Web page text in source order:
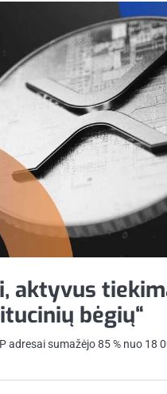
aktyvus
bėgių“
adresai sumažėjo 85 % nuo 18